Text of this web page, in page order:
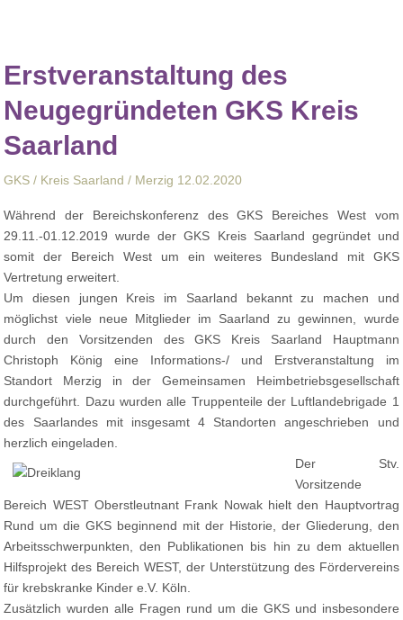
Erstveranstaltung des
Neugegründeten GKS Kreis
Saarland
GKS / Kreis Saarland / Merzig 12.02.2020
Während der Bereichskonferenz des GKS Bereiches West vom
29.11.-01.12.2019 wurde der GKS Kreis Saarland gegründet und
somit der Bereich West um ein weiteres Bundesland mit GKS
Vertretung erweitert.
Um diesen jungen Kreis im Saarland bekannt zu machen und
möglichst viele neue Mitglieder im Saarland zu gewinnen, wurde
durch den Vorsitzenden des GKS Kreis Saarland Hauptmann
Christoph König eine Informations-/ und Erstveranstaltung im
Standort Merzig in der Gemeinsamen Heimbetriebsgesellschaft
durchgeführt. Dazu wurden alle Truppenteile der Luftlandebrigade 1
des Saarlandes mit insgesamt 4 Standorten angeschrieben und
herzlich eingeladen.
Der Stv.
Vorsitzende
Bereich WEST Oberstleutnant Frank Nowak hielt den Hauptvortrag
Rund um die GKS beginnend mit der Historie, der Gliederung, den
Arbeitsschwerpunkten, den Publikationen bis hin zu dem aktuellen
Hilfsprojekt des Bereich WEST, der Unterstützung des Fördervereins
für krebskranke Kinder e.V. Köln.
Zusätzlich wurden alle Fragen rund um die GKS und insbesondere